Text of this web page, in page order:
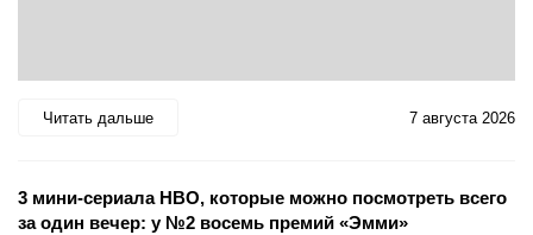
Читать дальше 7 августа 2026
3 мини-сериала HBO, которые можно посмотреть всего
за один вечер: у №2 восемь премий «Эмми»